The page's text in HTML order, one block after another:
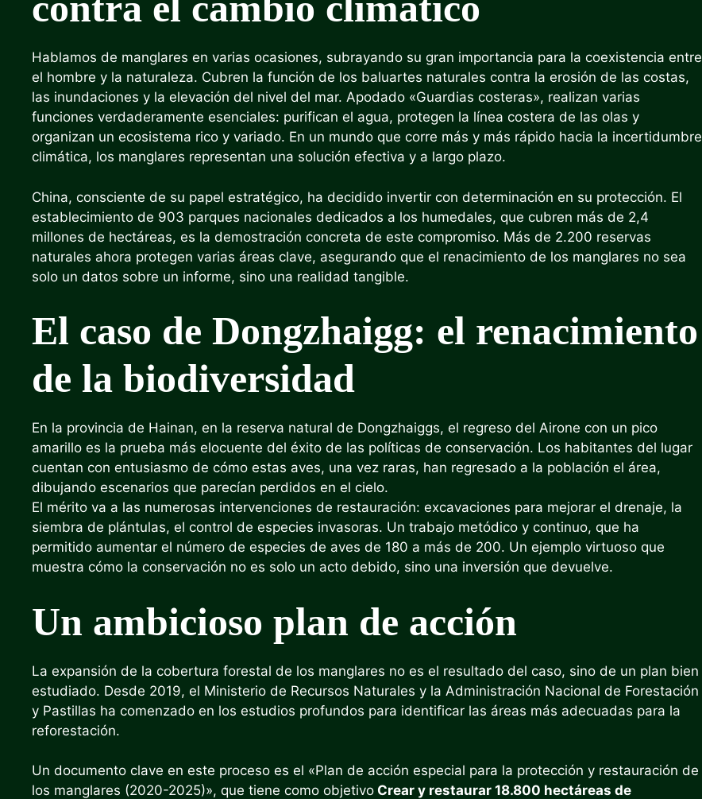
Hablamos de manglares en varias ocasiones, subrayando su gran importancia para la coexistencia entre
el hombre y la naturaleza. Cubren la función de los baluartes naturales contra la erosión de las costas,
las inundaciones y la elevación del nivel del mar. Apodado «Guardias costeras», realizan varias
funciones verdaderamente esenciales: purifican el agua, protegen la línea costera de las olas y
organizan un ecosistema rico y variado. En un mundo que corre más y más rápido hacia la incertidumbre
climática, los manglares representan una solución efectiva y a largo plazo.
China, consciente de su papel estratégico, ha decidido invertir con determinación en su protección. El
establecimiento de 903 parques nacionales dedicados a los humedales, que cubren más de 2,4
millones de hectáreas, es la demostración concreta de este compromiso. Más de 2.200 reservas
naturales ahora protegen varias áreas clave, asegurando que el renacimiento de los manglares no sea
solo un datos sobre un informe, sino una realidad tangible.
El caso de Dongzhaigg: el renacimiento
de la biodiversidad
En la provincia de Hainan, en la reserva natural de Dongzhaiggs, el regreso del Airone con un pico
amarillo es la prueba más elocuente del éxito de las políticas de conservación. Los habitantes del lugar
cuentan con entusiasmo de cómo estas aves, una vez raras, han regresado a la población el área,
dibujando escenarios que parecían perdidos en el cielo.
El mérito va a las numerosas intervenciones de restauración: excavaciones para mejorar el drenaje, la
siembra de plántulas, el control de especies invasoras. Un trabajo metódico y continuo, que ha
permitido aumentar el número de especies de aves de 180 a más de 200. Un ejemplo virtuoso que
muestra cómo la conservación no es solo un acto debido, sino una inversión que devuelve.
Un ambicioso plan de acción
La expansión de la cobertura forestal de los manglares no es el resultado del caso, sino de un plan bien
estudiado. Desde 2019, el Ministerio de Recursos Naturales y la Administración Nacional de Forestación
y Pastillas ha comenzado en los estudios profundos para identificar las áreas más adecuadas para la
reforestación.
Un documento clave en este proceso es el «Plan de acción especial para la protección y restauración de
los manglares (2020-2025)», que tiene como objetivo Crear y restaurar 18.800 hectáreas de